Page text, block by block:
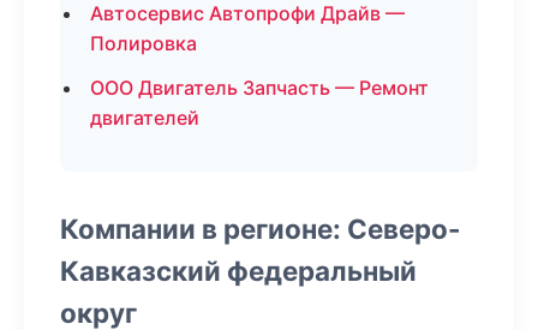
Автосервис Автопрофи Драйв —
Полировка
ООО Двигатель Запчасть — Ремонт
двигателей
Компании в регионе: Северо-
Кавказский федеральный
округ